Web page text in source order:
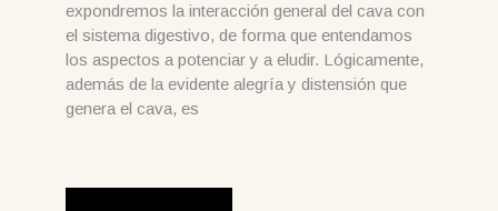
expondremos la interacción general del cava con
el sistema digestivo, de forma que entendamos
los aspectos a potenciar y a eludir. Lógicamente,
además de la evidente alegría y distensión que
genera el cava, es